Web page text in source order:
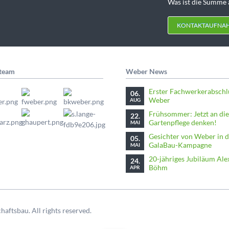
Weber News
06.
AUG
Erster
Weber
22.
MAI
Frühsommer: Jetzt an die
Gartenpflege denken!
05.
MAI
Gesichter von Weber in
GalaBau-Kampagne
24.
APR
20-jähriges Jubiläum
Böhm
All rights reserved.